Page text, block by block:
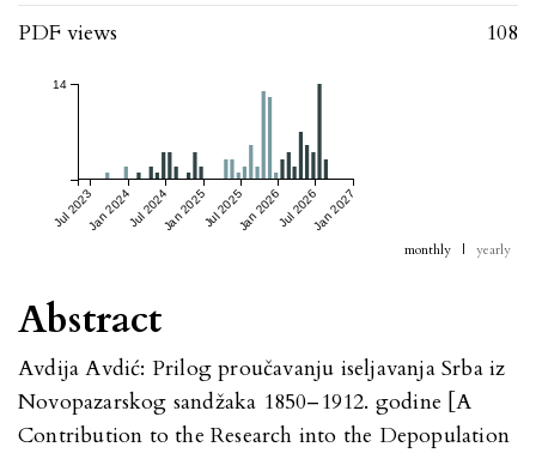
Abstract
Avdija Avdić: Prilog proučavanju iseljavanja Srba iz
Novopazarskog sandžaka 1850–1912. godine [A
Contribution to the Research into the Depopulation
PDF views 108
Jul 2023Jan 2024Jul 2024Jan 2025Jul 2025Jan 2026Jul 2026Jan 2027
14
monthly | yearly